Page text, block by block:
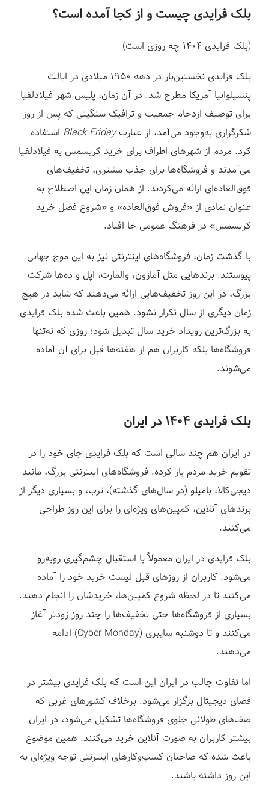
بلک فرایدی چیست و از کجا آمده است؟
(بلک فرایدی ۱۴۰۴ چه روزی است)
بلک فرایدی نخستین‌بار در دهه ۱۹۵۰ میلادی در ایالت
پنسیلوانیا آمریکا مطرح شد. در آن زمان، پلیس شهر فیلادلفیا
برای توصیف ازدحام جمعیت و ترافیک سنگینی که پس از روز
شکرگزاری به‌وجود می‌آمد، از عبارتBlack Friday استفاده
کرد. مردم از شهرهای اطراف برای خرید کریسمس به فیلادلفیا
می‌آمدند و فروشگاه‌ها برای جذب مشتری، تخفیف‌های
فوق‌العاده‌ای ارائه می‌کردند. از همان زمان این اصطلاح به
عنوان نمادی از «فروش فوق‌العاده» و «شروع فصل خرید
کریسمس» در فرهنگ عمومی جا افتاد.
با گذشت زمان، فروشگاه‌های اینترنتی نیز به این موج جهانی
پیوستند. برندهایی مثل آمازون، والمارت، اپل و ده‌ها شرکت
بزرگ، در این روز تخفیف‌هایی ارائه می‌دهند که شاید در هیچ
زمان دیگری از سال تکرار نشود. همین باعث شده بلک فرایدی
به بزرگ‌ترین رویداد خرید سال تبدیل شود؛ روزی که نه‌تنها
فروشگاه‌ها بلکه کاربران هم از هفته‌ها قبل برای آن آماده
می‌شوند.
بلک فرایدی ۱۴۰۴ در ایران
در ایران هم چند سالی است که بلک فرایدی جای خود را در
تقویم خرید مردم باز کرده. فروشگاه‌های اینترنتی بزرگ، مانند
دیجی‌کالا، بامیلو (در سال‌های گذشته)، ترب، و بسیاری دیگر از
برندهای آنلاین، کمپین‌های ویژه‌ای را برای این روز طراحی
می‌کنند.
بلک فرایدی در ایران معمولاً با استقبال چشم‌گیری روبه‌رو
می‌شود. کاربران از روزهای قبل لیست خرید خود را آماده
می‌کنند تا در لحظه شروع کمپین‌ها، خریدشان را انجام دهند.
بسیاری از فروشگاه‌ها حتی تخفیف‌ها را چند روز زودتر آغاز
می‌کنند و تا دوشنبه سایبری (Cyber Monday) ادامه
می‌دهند.
اما تفاوت جالب در ایران این است که بلک فرایدی بیشتر در
فضای دیجیتال برگزار می‌شود. برخلاف کشورهای غربی که
صف‌های طولانی جلوی فروشگاه‌ها تشکیل می‌شود، در ایران
بیشتر کاربران به صورت آنلاین خرید می‌کنند. همین موضوع
باعث شده که صاحبان کسب‌وکارهای اینترنتی توجه ویژه‌ای به
این روز داشته باشند.